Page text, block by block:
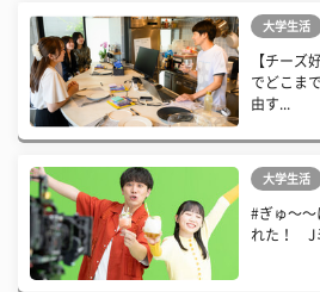
大学生活
【チーズ
でどこま
由す...
大学生活
#ぎゅ〜〜
れた！ J